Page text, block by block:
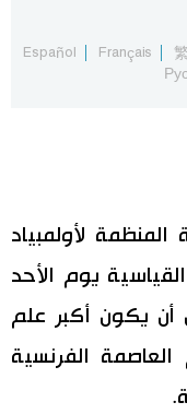
Français
Español
لأولمبياد
القياسية يوم الأحد
أن يكون أكبر علم
الفرنسية